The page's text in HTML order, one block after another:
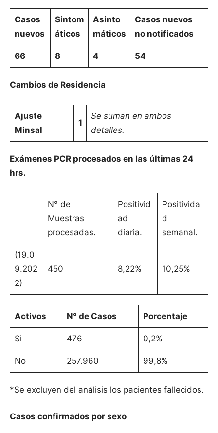
Casos
nuevos
Sintom
áticos
Asinto
máticos
Casos nuevos
no notificados
66 8 4 54
Cambios de Residencia
Ajuste
Minsal
1
Se suman en ambos
detalles.
Exámenes PCR procesados en las últimas 24
hrs.
N° de
Muestras
procesadas.
Positivid
ad
diaria.
Positivida
d
semanal.
(19.0
9.202
2)
450 8,22% 10,25%
Activos N° de Casos Porcentaje
Si 476 0,2%
No 257.960 99,8%
*Se excluyen del análisis los pacientes fallecidos.
Casos confirmados por sexo